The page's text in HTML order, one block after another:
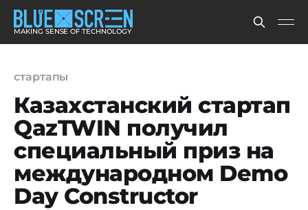
MAKING SENSE OF TECHNOLOGY
стартапы
Казахстанский стартап
QazTWIN получил
специальный приз на
международном Demo
Day Constructor